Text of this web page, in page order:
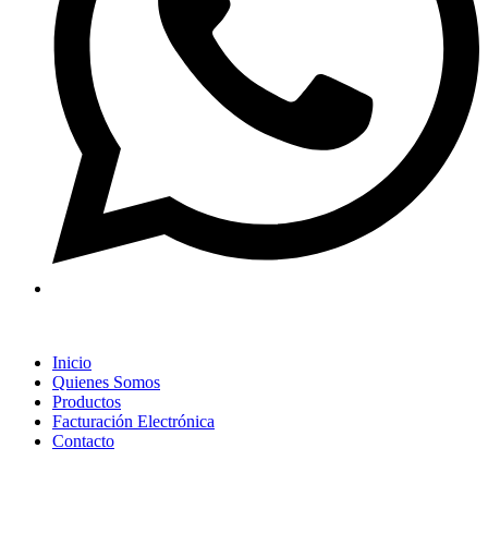
Inicio
Quienes Somos
Productos
Facturación Electrónica
Contacto